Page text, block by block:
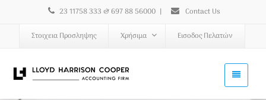
23 11758 333 & 697 88 56000 | Contact Us
Στοιχεια Προσληψης Χρήσιμα Εισοδος Πελατών